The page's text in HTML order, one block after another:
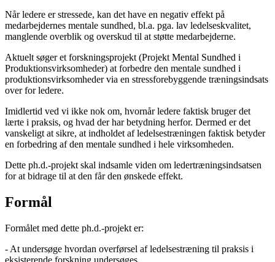
Når ledere er stressede, kan det have en negativ effekt på
medarbejdernes mentale sundhed, bl.a. pga. lav ledelseskvalitet,
manglende overblik og overskud til at støtte medarbejderne.
Aktuelt søger et forskningsprojekt (Projekt Mental Sundhed i
Produktionsvirksomheder) at forbedre den mentale sundhed i
produktionsvirksomheder via en stressforebyggende træningsindsats
over for ledere.
Imidlertid ved vi ikke nok om, hvornår ledere faktisk bruger det
lærte i praksis, og hvad der har betydning herfor. Dermed er det
vanskeligt at sikre, at indholdet af ledelsestræningen faktisk betyder
en forbedring af den mentale sundhed i hele virksomheden.
Dette ph.d.-projekt skal indsamle viden om ledertræningsindsatsen
for at bidrage til at den får den ønskede effekt.
Formål
Formålet med dette ph.d.-projekt er:
- At undersøge hvordan overførsel af ledelsestræning til praksis i
eksisterende forskning undersøges.